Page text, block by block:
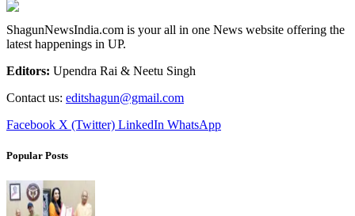
ShagunNewsIndia.com is your all in one News website offering the
latest happenings in UP.
Editors: Upendra Rai & Neetu Singh
Contact us: editshagun@gmail.com
Facebook X (Twitter) LinkedIn WhatsApp
Popular Posts